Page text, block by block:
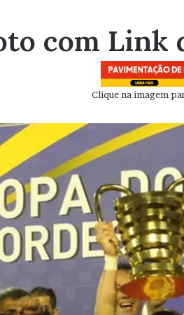
com Link
Clique na imagem